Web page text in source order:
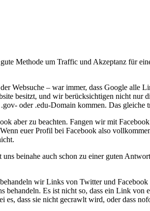
Methode um Traffic und Akzeptanz für
Websuche – war immer, dass Google alle
besitzt, und wir berücksichtigen nicht
oder .edu-Domain kommen. Das gleiche
aber zu beachten. Fangen wir mit
euer Profil bei Facebook also
beinahe auch schon zu einer guten
wir Links von Twitter und
Es ist nicht so, dass ein Link
es, dass sie nicht gecrawlt wird, oder dass